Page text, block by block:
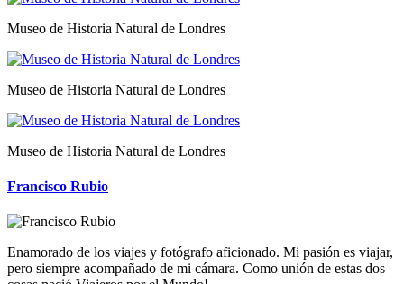
Museo de Historia Natural de Londres
Museo de Historia Natural de Londres
Museo de Historia Natural de Londres
Francisco Rubio
Enamorado de los viajes y fotógrafo aficionado. Mi pasión es viajar,
pero siempre acompañado de mi cámara. Como unión de estas dos